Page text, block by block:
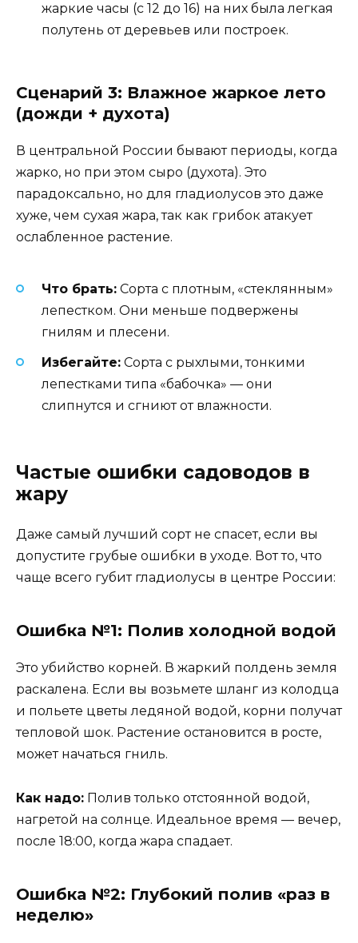
жаркие часы (с 12 до 16) на них была легкая
полутень от деревьев или построек.
Сценарий 3: Влажное жаркое лето
(дожди + духота)
В центральной России бывают периоды, когда
жарко, но при этом сыро (духота). Это
парадоксально, но для гладиолусов это даже
хуже, чем сухая жара, так как грибок атакует
ослабленное растение.
Что брать: Сорта с плотным, «стеклянным»
лепестком. Они меньше подвержены
гнилям и плесени.
Избегайте: Сорта с рыхлыми, тонкими
лепестками типа «бабочка» — они
слипнутся и сгниют от влажности.
Частые ошибки садоводов в
жару
Даже самый лучший сорт не спасет, если вы
допустите грубые ошибки в уходе. Вот то, что
чаще всего губит гладиолусы в центре России:
Ошибка №1: Полив холодной водой
Это убийство корней. В жаркий полдень земля
раскалена. Если вы возьмете шланг из колодца
и польете цветы ледяной водой, корни получат
тепловой шок. Растение остановится в росте,
может начаться гниль.
Как надо: Полив только отстоянной водой,
нагретой на солнце. Идеальное время — вечер,
после 18:00, когда жара спадает.
Ошибка №2: Глубокий полив «раз в
неделю»